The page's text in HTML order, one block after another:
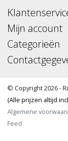
Mijn account
Categorieën
© Copyright 2026 -
(Alle prijzen altijd
Algemene
Feed